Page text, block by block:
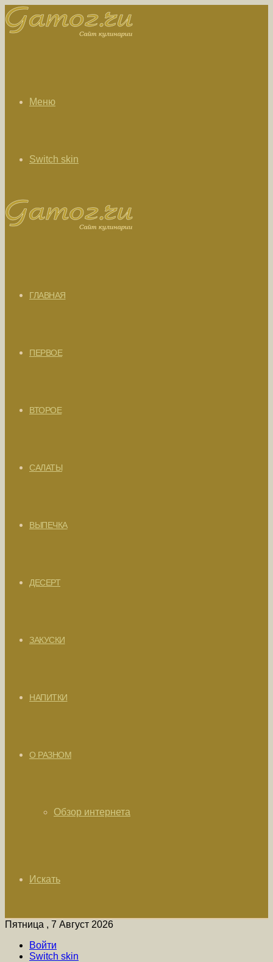
Меню
Switch skin
ГЛАВНАЯ
ПЕРВОЕ
ВТОРОЕ
САЛАТЫ
ВЫПЕЧКА
ДЕСЕРТ
ЗАКУСКИ
НАПИТКИ
О РАЗНОМ
Обзор интернета
Искать
Пятница , 7 Август 2026
Войти
Switch skin